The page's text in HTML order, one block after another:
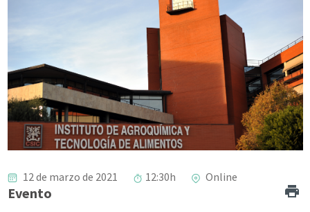
12 de marzo de 2021 12:30h Online
Evento